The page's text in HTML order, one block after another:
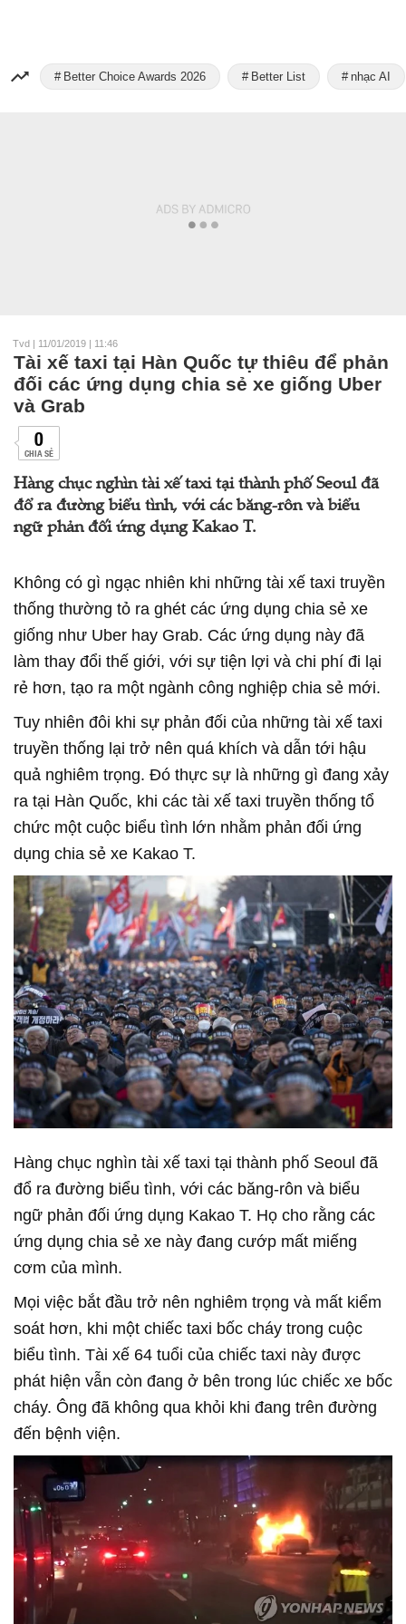
Better Choice Awards 2026 Better List nhạc AI
Tvd | 11/01/2019 | 11:46
Tài xế taxi tại Hàn Quốc tự thiêu để phản
đối các ứng dụng chia sẻ xe giống Uber
và Grab
0
CHIA SẺ
Hàng chục nghìn tài xế taxi tại thành phố Seoul đã
đổ ra đường biểu tình, với các băng-rôn và biểu
ngữ phản đối ứng dụng Kakao T.
Không có gì ngạc nhiên khi những tài xế taxi truyền
thống thường tỏ ra ghét các ứng dụng chia sẻ xe
giống như Uber hay Grab. Các ứng dụng này đã
làm thay đổi thế giới, với sự tiện lợi và chi phí đi lại
rẻ hơn, tạo ra một ngành công nghiệp chia sẻ mới.
Tuy nhiên đôi khi sự phản đối của những tài xế taxi
truyền thống lại trở nên quá khích và dẫn tới hậu
quả nghiêm trọng. Đó thực sự là những gì đang xảy
ra tại Hàn Quốc, khi các tài xế taxi truyền thống tổ
chức một cuộc biểu tình lớn nhằm phản đối ứng
dụng chia sẻ xe Kakao T.
Hàng chục nghìn tài xế taxi tại thành phố Seoul đã
đổ ra đường biểu tình, với các băng-rôn và biểu
ngữ phản đối ứng dụng Kakao T. Họ cho rằng các
ứng dụng chia sẻ xe này đang cướp mất miếng
cơm của mình.
Mọi việc bắt đầu trở nên nghiêm trọng và mất kiểm
soát hơn, khi một chiếc taxi bốc cháy trong cuộc
biểu tình. Tài xế 64 tuổi của chiếc taxi này được
phát hiện vẫn còn đang ở bên trong lúc chiếc xe bốc
cháy. Ông đã không qua khỏi khi đang trên đường
đến bệnh viện.